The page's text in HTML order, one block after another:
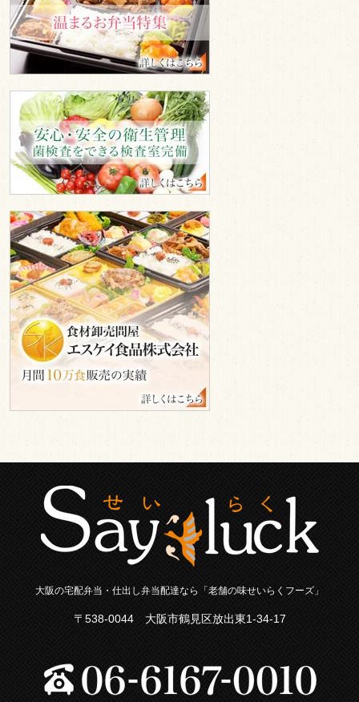
る
お
弁
当
心
安
全
の
生
管
理
エ
ス
ケ
イ
食
品
株
式
会
大阪の宅配弁当・仕出し弁当配達なら「老舗の味せいらくフーズ」
〒538-0044 大阪市鶴見区放出東1-34-17